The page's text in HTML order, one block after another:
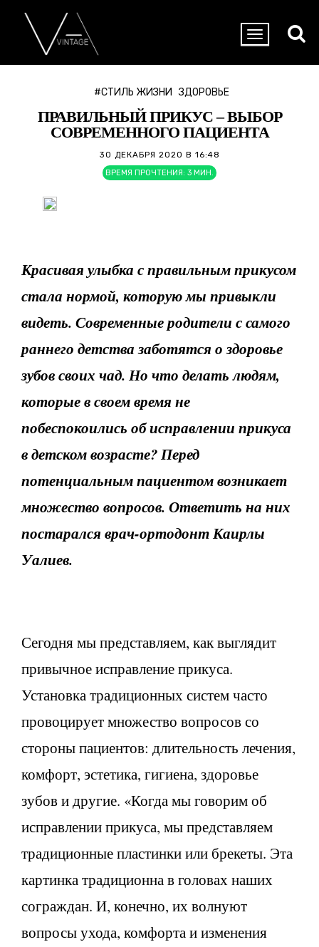
#СТИЛЬ ЖИЗНИ ЗДОРОВЬЕ
ПРАВИЛЬНЫЙ ПРИКУС – ВЫБОР
СОВРЕМЕННОГО ПАЦИЕНТА
30 ДЕКАБРЯ 2020 В 16:48
ВРЕМЯ ПРОЧТЕНИЯ: 3 МИН.
Красивая улыбка с правильным прикусом
стала нормой, которую мы привыкли
видеть. Современные родители с самого
раннего детства заботятся о здоровье
зубов своих чад. Но что делать людям,
которые в своем время не
побеспокоились об исправлении прикуса
в детском возрасте? Перед
потенциальным пациентом возникает
множество вопросов. Ответить на них
постарался врач-ортодонт Каирлы
Уалиев.
Сегодня мы представляем, как выглядит
привычное исправление прикуса.
Установка традиционных систем часто
провоцирует множество вопросов со
стороны пациентов: длительность лечения,
комфорт, эстетика, гигиена, здоровье
зубов и другие. «Когда мы говорим об
исправлении прикуса, мы представляем
традиционные пластинки или брекеты. Эта
картинка традиционна в головах наших
сограждан. И, конечно, их волнуют
вопросы ухода, комфорта и изменения